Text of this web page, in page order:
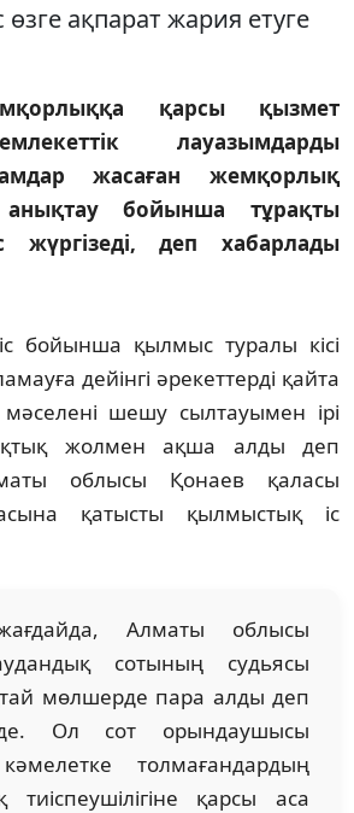
ақпарат жария етуге
қарсы қызмет
лауазымдарды
жасаған жемқорлық
бойынша тұрақты
жүргізеді, деп хабарлады
іс бойынша қылмыс туралы кісі
дейінгі әрекеттерді қайта
шешу сылтауымен ірі
жолмен ақша алды деп
облысы Қонаев қаласы
қатысты қылмыстық іс
Алматы облысы
сотының судьясы
мөлшерде пара алды деп
Ол сот орындаушысы
толмағандардың
тиіспеушілігіне қарсы аса